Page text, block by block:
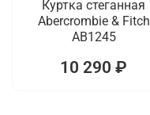
Куртка стеганная
Abercrombie & Fitch
AB1245
10 290 ₽